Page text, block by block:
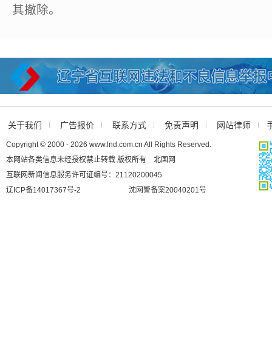
其撤除。
关于我们 广告报价 联系方式 免责声明 网站律师
Copyright © 2000 - 2026 www.lnd.com.cn All Rights Reserved.
本网站各类信息未经授权禁止转载 版权所有 北国网
互联网新闻信息服务许可证编号：21120200045
辽ICP备14017367号-2
沈网警备案20040201号